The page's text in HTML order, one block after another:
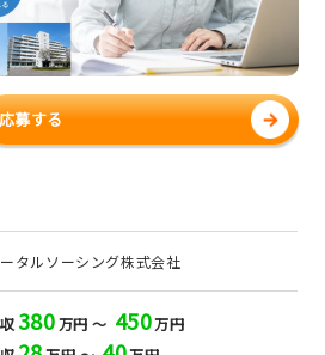
募する
タルソーシング株式会社
380万円 ～ 450万円